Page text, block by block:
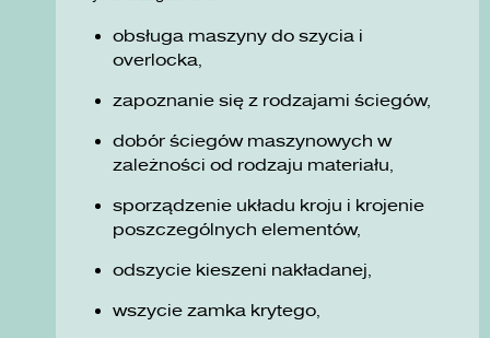
obsługa maszyny do szycia i
overlocka,
zapoznanie się z rodzajami ściegów,
dobór ściegów maszynowych w
zależności od rodzaju materiału,
sporządzenie układu kroju i krojenie
poszczególnych elementów,
odszycie kieszeni nakładanej,
wszycie zamka krytego,